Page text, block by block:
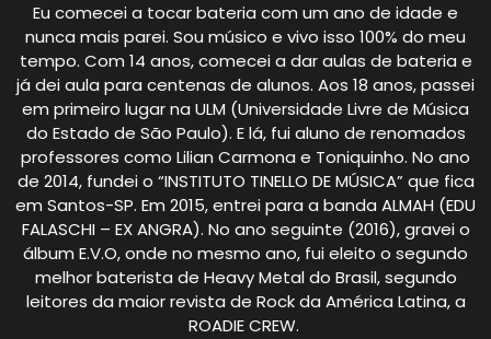
Eu comecei a tocar bateria com um ano de idade e
nunca mais parei. Sou músico e vivo isso 100% do meu
tempo. Com 14 anos, comecei a dar aulas de bateria e
já dei aula para centenas de alunos. Aos 18 anos, passei
em primeiro lugar na ULM (Universidade Livre de Música
do Estado de São Paulo). E lá, fui aluno de renomados
professores como Lilian Carmona e Toniquinho. No ano
de 2014, fundei o “INSTITUTO TINELLO DE MÚSICA” que fica
em Santos-SP. Em 2015, entrei para a banda ALMAH (EDU
FALASCHI – EX ANGRA). No ano seguinte (2016), gravei o
álbum E.V.O, onde no mesmo ano, fui eleito o segundo
melhor baterista de Heavy Metal do Brasil, segundo
leitores da maior revista de Rock da América Latina, a
ROADIE CREW.